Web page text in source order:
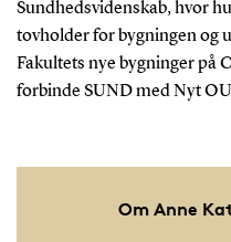
Sundhedsvidenskab, hvor
tovholder for bygningen og
Fakultets nye bygninger på
forbinde SUND med Nyt
Om Anne